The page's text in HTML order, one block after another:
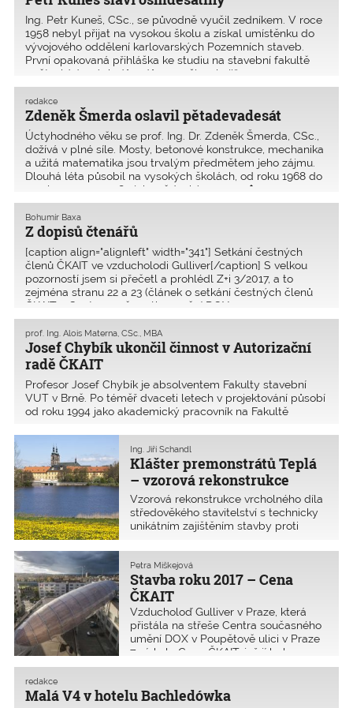
Ing. Petr Kuneš, CSc., se původně vyučil zedníkem. V roce
1958 nebyl přijat na vysokou školu a získal umístěnku do
vývojového oddělení karlovarských Pozemních staveb.
První opakovaná přihláška ke studiu na stavební fakultě
opět z kádrových důvodů neprošla, ale již p
Zdeněk Šmerda oslavil pětadevadesát
redakce
Úctyhodného věku se prof. Ing. Dr. ­Zdeněk Šmerda, CSc.,
dožívá v plné síle. Mosty, betonové konstrukce, mechanika
a užitá matematika jsou trvalým předmětem jeho zájmu.
Dlouhá léta působil na vysokých školách, od roku 1968 do
revoluce v roce 1989 jako vědecký pracovn�
Z dopisů čtenářů
Bohumír Baxa
[caption align="alignleft" width="341"] Setkání čestných
členů ČKAIT ve vzducholodi Gulliver[/caption] S velkou
pozorností jsem si přečetl a prohlédl Z+i 3/2017, a to
zejména stranu 22 a 23 (článek o setkání čestných členů
ČKAIT v Centru současného umění DOX, pozn. r
Josef Chybík ukončil činnost v Autorizační
radě ČKAIT
prof. Ing. Alois Materna, CSc., MBA
Profesor Josef Chybík je absolventem Fakulty stavební
VUT v Brně. Po téměř dvaceti letech v projektování působí
od roku 1994 jako akademický pracovník na Fakultě
a 2010–2014 děkanem. Od roku 1994 je autorizovaným in�
Klášter premonstrátů Teplá
– vzorová rekonstrukce
kláštera
Ing. Jiří Schandl
Vzorová rekonstrukce vrcholného díla
středověkého stavitelství s technicky
unikátním zajištěním stavby proti
a větrání byla dokončena v roce 2016
za cca půl miliardy korun
Stavba roku 2017 – Cena
ČKAIT
Petra Miškejová
Vzducholoď Gulliver v Praze, která
přistála na střeše Centra současného
umění DOX v Poupětově ulici v Praze
7, získala Cenu ČKAIT, jež jí byla
udělena v rámci prestižní soutěže
Malá V4 v hotelu Bachledówka
redakce